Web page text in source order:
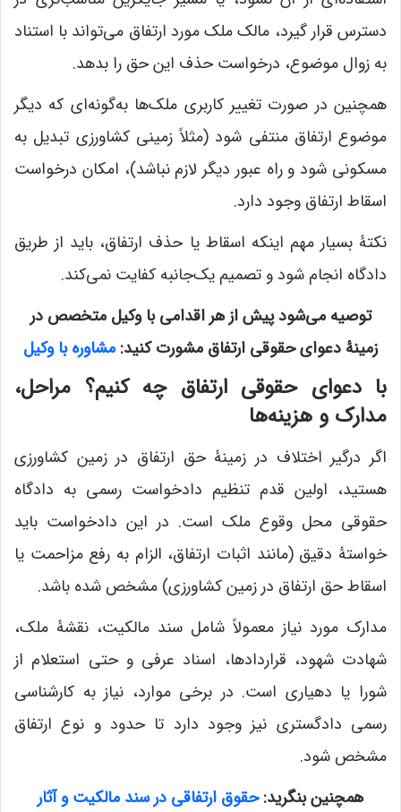
دسترس قرار گیرد، مالک ملک مورد ارتفاق می‌تواند با استناد
به زوال موضوع، درخواست حذف این حق را بدهد.
همچنین در صورت تغییر کاربری ملک‌ها به‌گونه‌ای که دیگر
موضوع ارتفاق منتفی شود (مثلاً زمینی کشاورزی تبدیل به
مسکونی شود و راه عبور دیگر لازم نباشد)، امکان درخواست
اسقاط ارتفاق وجود دارد.
نکتۀ بسیار مهم اینکه اسقاط یا حذف ارتفاق، باید از طریق
دادگاه انجام شود و تصمیم یک‌جانبه کفایت نمی‌کند.
توصیه می‌شود پیش از هر اقدامی با وکیل متخصص در
زمینۀ دعوای حقوقی ارتفاق مشورت کنید: مشاوره با وکیل
با دعوای حقوقی ارتفاق چه کنیم؟ مراحل،
مدارک و هزینه‌ها
اگر درگیر اختلاف در زمینۀ حق ارتفاق در زمین کشاورزی
هستید، اولین قدم تنظیم دادخواست رسمی به دادگاه
حقوقی محل وقوع ملک است. در این دادخواست باید
خواستۀ دقیق (مانند اثبات ارتفاق، الزام به رفع مزاحمت یا
اسقاط حق ارتفاق در زمین کشاورزی) مشخص شده باشد.
مدارک مورد نیاز معمولاً شامل سند مالکیت، نقشۀ ملک،
شهادت شهود، قراردادها، اسناد عرفی و حتی استعلام از
شورا یا دهیاری است. در برخی موارد، نیاز به کارشناسی
رسمی دادگستری نیز وجود دارد تا حدود و نوع ارتفاق
مشخص شود.
همچنین بنگرید:حقوق ارتفاقی در سند مالکیت و آثار